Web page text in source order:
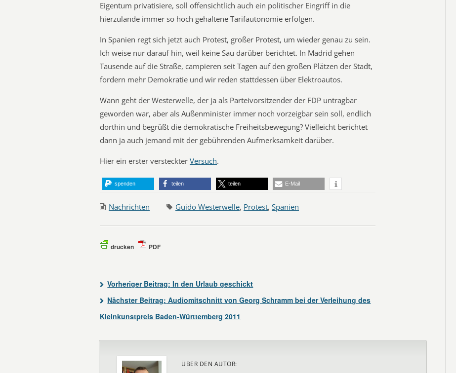
Eigentum privatisiere, soll offensichtlich auch ein politischer Eingriff in die
hierzulande immer so hoch gehaltene Tarifautonomie erfolgen.
In Spanien regt sich jetzt auch Protest, großer Protest, um wieder genau zu sein.
Ich weise nur darauf hin, weil keine Sau darüber berichtet. In Madrid gehen
Tausende auf die Straße, campieren seit Tagen auf den großen Plätzen der Stadt,
fordern mehr Demokratie und wir reden stattdessen über Elektroautos.
Wann geht der Westerwelle, der ja als Parteivorsitzender der FDP untragbar
geworden war, aber als Außenminister immer noch vorzeigbar sein soll, endlich
dorthin und begrüßt die demokratische Freiheitsbewegung? Vielleicht berichtet
dann ja auch jemand mit der gebührenden Aufmerksamkeit darüber.
Hier ein erster versteckter Versuch.
spenden teilen teilen E-Mail
Nachrichten Guido Westerwelle, Protest, Spanien
drucken PDF
Vorheriger Beitrag: In den Urlaub geschickt
Nächster Beitrag: Audiomitschnitt von Georg Schramm bei der Verleihung des
Kleinkunstpreis Baden-Württemberg 2011
ÜBER DEN AUTOR: